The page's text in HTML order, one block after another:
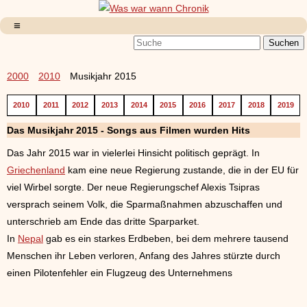
2000 2010 Musikjahr 2015
2010 2011 2012 2013 2014 2015 2016 2017 2018 2019
Das Musikjahr 2015 - Songs aus Filmen wurden Hits
Das Jahr 2015 war in vielerlei Hinsicht politisch geprägt. In
Griechenland kam eine neue Regierung zustande, die in der EU für
viel Wirbel sorgte. Der neue Regierungschef Alexis Tsipras
versprach seinem Volk, die Sparmaßnahmen abzuschaffen und
unterschrieb am Ende das dritte Sparparket.
In Nepal gab es ein starkes Erdbeben, bei dem mehrere tausend
Menschen ihr Leben verloren, Anfang des Jahres stürzte durch
einen Pilotenfehler ein Flugzeug des Unternehmens